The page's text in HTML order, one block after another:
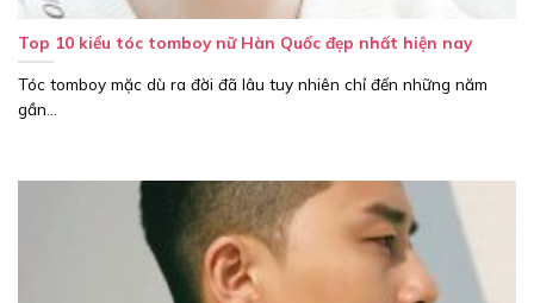
Top 10 kiểu tóc tomboy nữ Hàn Quốc đẹp nhất hiện nay
Tóc tomboy mặc dù ra đời đã lâu tuy nhiên chỉ đến những năm
gần...